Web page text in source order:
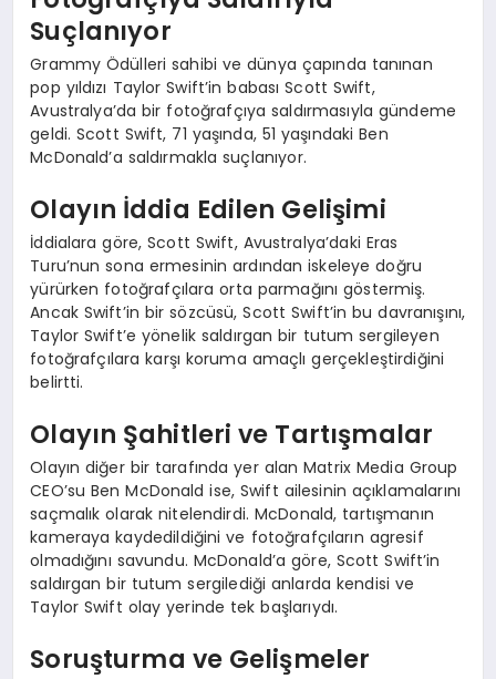
Suçlanıyor
Grammy Ödülleri sahibi ve dünya çapında tanınan
pop yıldızı Taylor Swift’in babası Scott Swift,
Avustralya’da bir fotoğrafçıya saldırmasıyla gündeme
geldi. Scott Swift, 71 yaşında, 51 yaşındaki Ben
McDonald’a saldırmakla suçlanıyor.
Olayın İddia Edilen Gelişimi
İddialara göre, Scott Swift, Avustralya’daki Eras
Turu’nun sona ermesinin ardından iskeleye doğru
yürürken fotoğrafçılara orta parmağını göstermiş.
Ancak Swift’in bir sözcüsü, Scott Swift’in bu davranışını,
Taylor Swift’e yönelik saldırgan bir tutum sergileyen
fotoğrafçılara karşı koruma amaçlı gerçekleştirdiğini
belirtti.
Olayın Şahitleri ve Tartışmalar
Olayın diğer bir tarafında yer alan Matrix Media Group
CEO’su Ben McDonald ise, Swift ailesinin açıklamalarını
saçmalık olarak nitelendirdi. McDonald, tartışmanın
kameraya kaydedildiğini ve fotoğrafçıların agresif
olmadığını savundu. McDonald’a göre, Scott Swift’in
saldırgan bir tutum sergilediği anlarda kendisi ve
Taylor Swift olay yerinde tek başlarıydı.
Soruşturma ve Gelişmeler